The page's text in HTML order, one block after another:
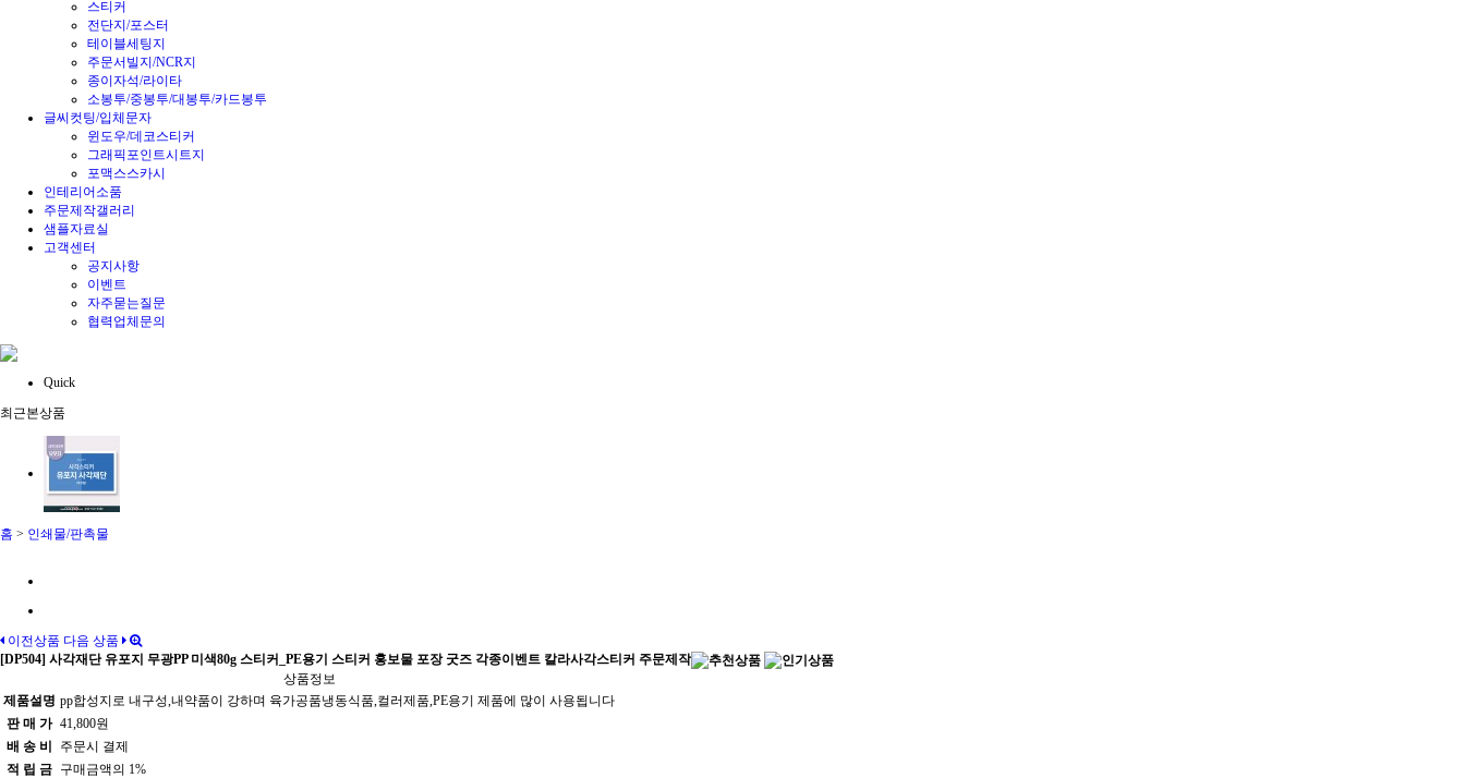
스티커
전단지/포스터
테이블세팅지
주문서빌지/NCR지
종이자석/라이타
소봉투/중봉투/대봉투/카드봉투
글씨컷팅/입체문자
윈도우/데코스티커
그래픽포인트시트지
포맥스스카시
인테리어소품
주문제작갤러리
샘플자료실
고객센터
공지사항
이벤트
자주묻는질문
협력업체문의
Quick
최근본상품
홈 > 인쇄물/판촉물
이전상품 다음 상품
[DP504] 사각재단 유포지 무광PP 미색80g 스티커_PE용기 스티커 홍보물 포장 굿즈 각종이벤트 칼라사각스티커 주문제작
상품정보
제품설명 pp합성지로 내구성,내약품이 강하며 육가공품냉동식품,컬러제품,PE용기 제품에 많이 사용됩니다
판 매 가 41,800원
배 송 비
주문시 결제
적 립 금 구매금액의 1%